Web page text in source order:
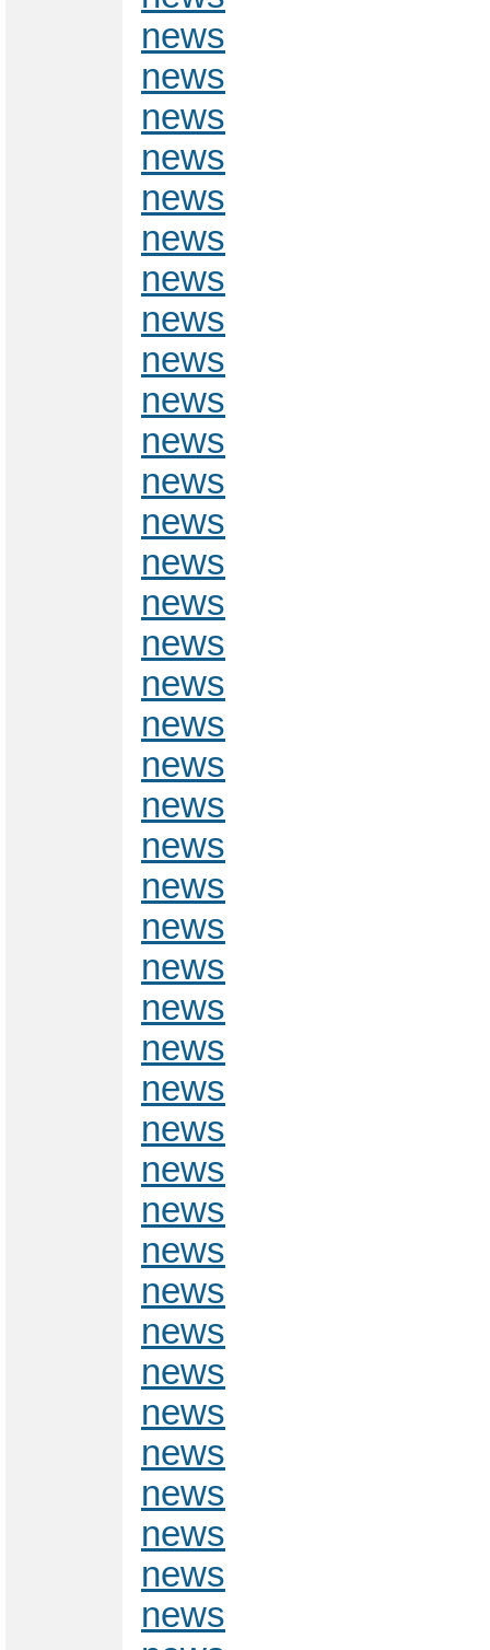
news
news
news
news
news
news
news
news
news
news
news
news
news
news
news
news
news
news
news
news
news
news
news
news
news
news
news
news
news
news
news
news
news
news
news
news
news
news
news
news